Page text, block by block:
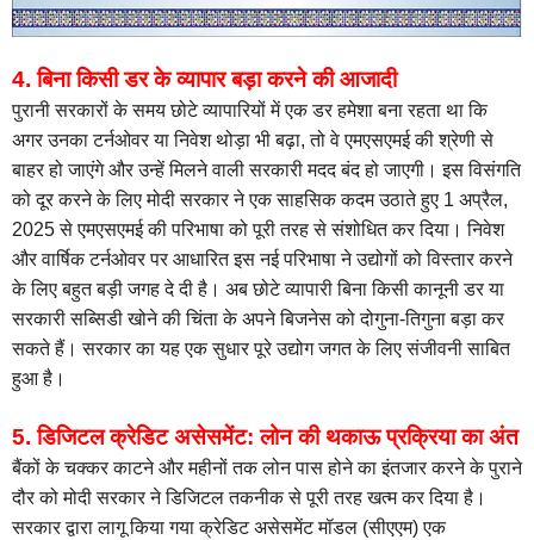
4. बिना किसी डर के व्यापार बड़ा करने की आजादी
पुरानी सरकारों के समय छोटे व्यापारियों में एक डर हमेशा बना रहता था कि
अगर उनका टर्नओवर या निवेश थोड़ा भी बढ़ा, तो वे एमएसएमई की श्रेणी से
बाहर हो जाएंगे और उन्हें मिलने वाली सरकारी मदद बंद हो जाएगी। इस विसंगति
को दूर करने के लिए मोदी सरकार ने एक साहसिक कदम उठाते हुए 1 अप्रैल,
2025 से एमएसएमई की परिभाषा को पूरी तरह से संशोधित कर दिया। निवेश
और वार्षिक टर्नओवर पर आधारित इस नई परिभाषा ने उद्योगों को विस्तार करने
के लिए बहुत बड़ी जगह दे दी है। अब छोटे व्यापारी बिना किसी कानूनी डर या
सरकारी सब्सिडी खोने की चिंता के अपने बिजनेस को दोगुना-तिगुना बड़ा कर
सकते हैं। सरकार का यह एक सुधार पूरे उद्योग जगत के लिए संजीवनी साबित
हुआ है।
5. डिजिटल क्रेडिट असेसमेंट: लोन की थकाऊ प्रक्रिया का अंत
बैंकों के चक्कर काटने और महीनों तक लोन पास होने का इंतजार करने के पुराने
दौर को मोदी सरकार ने डिजिटल तकनीक से पूरी तरह खत्म कर दिया है।
सरकार द्वारा लागू किया गया क्रेडिट असेसमेंट मॉडल (सीएएम) एक